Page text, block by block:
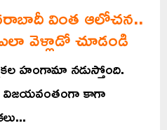
వింత ఆలోచన..
వెళ్లాడో చూడండి
హంగామా నడుస్తోంది.
విజయవంతంగా కాగా